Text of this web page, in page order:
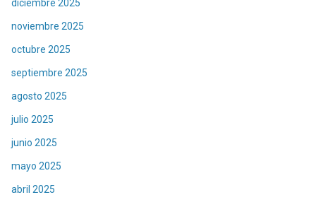
diciembre 2025
noviembre 2025
octubre 2025
septiembre 2025
agosto 2025
julio 2025
junio 2025
mayo 2025
abril 2025